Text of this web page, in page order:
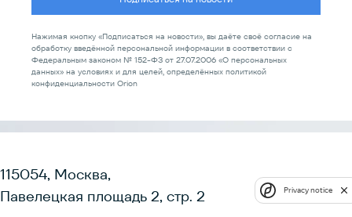
Нажимая кнопку «Подписаться на новости», вы даёте своё согласие на
обработку введённой персональной информации в соответствии с
Федеральным законом № 152-ФЗ от 27.07.2006 «О персональных
данных» на условиях и для целей, определённых политикой
конфиденциальности Orion
115054, Москва,
Павелецкая площадь 2, стр. 2
Privacy notice